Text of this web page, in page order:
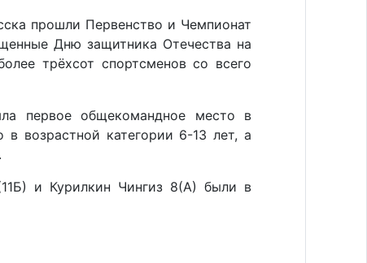
прошли Первенство и Чемпионат
Дню защитника Отечества на
трёхсот спортсменов со всего
первое общекомандное место в
возрастной категории 6-13 лет, а
и Курилкин Чингиз 8(А) были в